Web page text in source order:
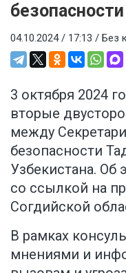
безопасности
04.10.2024 / 17:13 / Без
3 октября 2024
вторые
между
безопасности
Узбекистана. Об
со ссылкой на
Согдийской
В рамках
мнениями и